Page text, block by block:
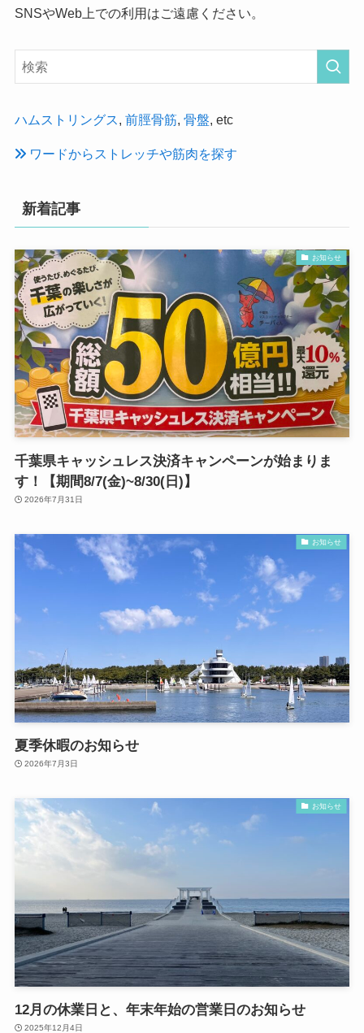
SNSやWeb上での利用はご遠慮ください。
ハムストリングス, 前脛骨筋, 骨盤, etc
ワードからストレッチや筋肉を探す
新着記事
お知らせ
千葉県キャッシュレス決済キャンペーンが始まりま
す！【期間8/7(金)~8/30(日)】
2026年7月31日
お知らせ
夏季休暇のお知らせ
2026年7月3日
お知らせ
12月の休業日と、年末年始の営業日のお知らせ
2025年12月4日